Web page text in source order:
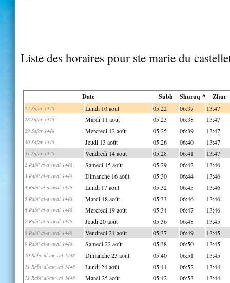
Liste des horaires pour ste marie du
Date Subh Shuruq * Zhur
27 Safar 1448 Lundi 10 août 05:22 06:37 13:47
28 Safar 1448 Mardi 11 août 05:23 06:38 13:47
29 Safar 1448 Mercredi 12 août 05:25 06:39 13:47
30 Safar 1448 Jeudi 13 août 05:26 06:40 13:47
31 Safar 1448 Vendredi 14 août 05:28 06:41 13:47
2 Rabi' al-awwal 1448 Samedi 15 août 05:29 06:42 13:46
3 Rabi' al-awwal 1448 Dimanche 16 août 05:30 06:44 13:46
4 Rabi' al-awwal 1448 Lundi 17 août 05:32 06:45 13:46
5 Rabi' al-awwal 1448 Mardi 18 août 05:33 06:46 13:46
6 Rabi' al-awwal 1448 Mercredi 19 août 05:34 06:47 13:46
7 Rabi' al-awwal 1448 Jeudi 20 août 05:36 06:48 13:45
8 Rabi' al-awwal 1448 Vendredi 21 août 05:37 06:49 13:45
9 Rabi' al-awwal 1448 Samedi 22 août 05:38 06:50 13:45
10 Rabi' al-awwal 1448 Dimanche 23 août 05:40 06:51 13:45
11 Rabi' al-awwal 1448 Lundi 24 août 05:41 06:52 13:44
12 Rabi' al-awwal 1448 Mardi 25 août 05:42 06:53 13:44